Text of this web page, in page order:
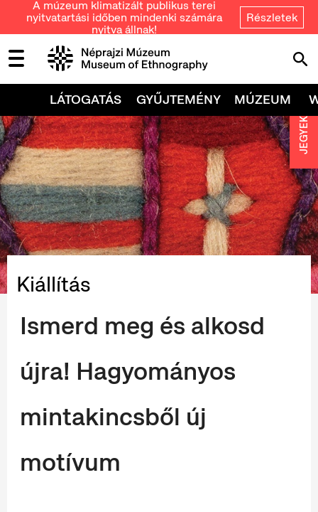
A múzeum klimatizált publikus terei
nyitvatartási időben mindenki számára
nyitva állnak!
Részletek
LÁTOGATÁS GYŰJTEMÉNY MÚZEUM
Kiállítás
Ismerd meg és alkosd
újra! Hagyományos
mintakincsből új
motívum
JEGYEK